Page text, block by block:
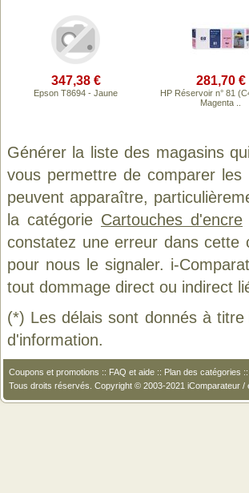
347,38 €
Epson T8694 - Jaune
281,70 €
HP Réservoir n° 81
Magenta ..
Générer la liste des magasins
vous permettre de comparer
peuvent apparaître,
la catégorie Cartouches d'encre
constatez une erreur dans
pour nous le signaler. i-
tout dommage direct ou indirect
(*) Les délais sont donnés à
d'information.
Coupons et promotions :: FAQ et aide :: Plan des catégories ::
Tous droits réservés. Copyright © 2003-2021 iComparateur